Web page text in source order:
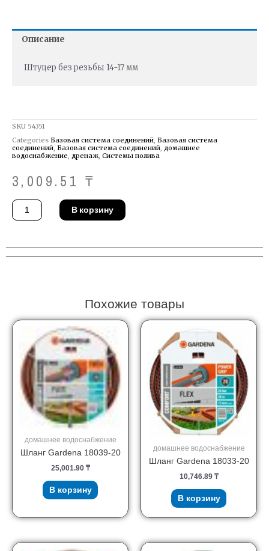
Описание
Штуцер без резьбы 14-17 мм
SKU 54351
Categories Базовая система соединений, Базовая система
соединений, Базовая система соединений, домашнее
водоснабжение, дренаж, Системы полива
3,009.51 ₸
Количество
товара
Штуцер
В корзину
Похожие товары
домашнее водоснабжение
Шланг Gardena 18039-20
25,001.90 ₸
В корзину
домашнее водоснабжение
Шланг Gardena 18033-20
10,746.89 ₸
В корзину